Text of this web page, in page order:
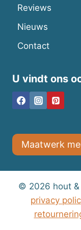
Reviews
Nieuws
Contact
U vindt ons
Maatwerk
© 2026 hout &
privacy